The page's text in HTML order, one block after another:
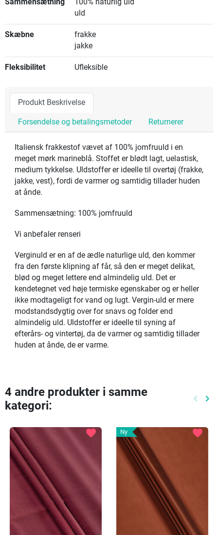
Sammensætning
100% naturlig uld
uld
Skæbne
frakke
jakke
Fleksibilitet Ufleksible
Produkt Beskrivelse
Forsendelse og betalingsmetoder Returnerer
Italiensk frakkestof vævet af 100% jomfruuld i en
meget mørk marineblå. Stoffet er blødt lagt, uelastisk,
medium tykkelse. Uldstoffer er ideelle til overtøj (frakke,
jakke, vest), fordi de varmer og samtidig tillader huden
at ånde.
Sammensætning: 100% jomfruuld
Vi anbefaler renseri
Verginuld er en af de ædle naturlige uld, den kommer
fra den første klipning af får, så den er meget delikat,
blød og meget lettere end almindelig uld. Det er
kendetegnet ved høje termiske egenskaber og er heller
ikke modtageligt for vand og lugt. Vergin-uld er mere
modstandsdygtig over for snavs og folder end
almindelig uld. Uldstoffer er ideelle til syning af
efterårs- og vintertøj, da de varmer og samtidig tillader
huden at ånde, de er varme.
4 andre produkter i samme
kategori:
keyboard_arrow_left keyboard_arrow_right
favorite Ny favorite